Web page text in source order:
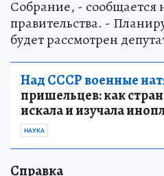
Собрание, - сообщается
правительства. -
будет рассмотрен
Над СССР военные
пришельцев: как
искала и изучала
НАУКА
Справка